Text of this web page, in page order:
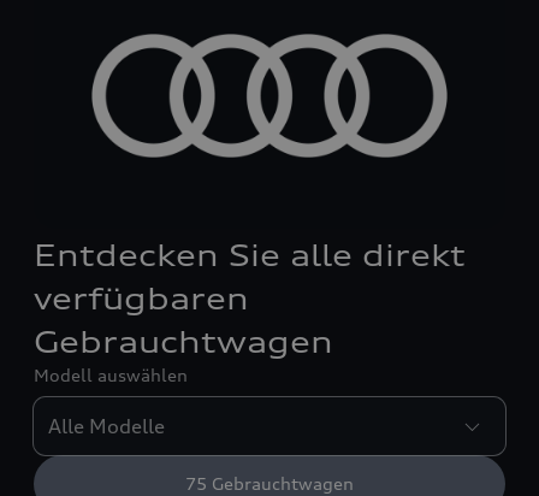
Entdecken Sie alle direkt
verfügbaren
Gebrauchtwagen
Modell auswählen
75 Gebrauchtwagen